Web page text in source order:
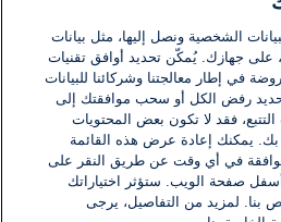
الآن. كن الأول!
الشخصية ونصل إليها، مثل بيانات
على جهازك. يُمكّن تحديد أوافق تقنيات
في إطار معالجتنا وشركائنا للبيانات
رفض الكل أو سحب موافقتك إلى
فقد لا تكون بعض المحتويات
بك. يمكنك إعادة عرض هذه القائمة
في أي وقت عن طريق النقر على
صفحة الويب. ستؤثر اختياراتك
بنا. لمزيد من التفاصيل، يرجى